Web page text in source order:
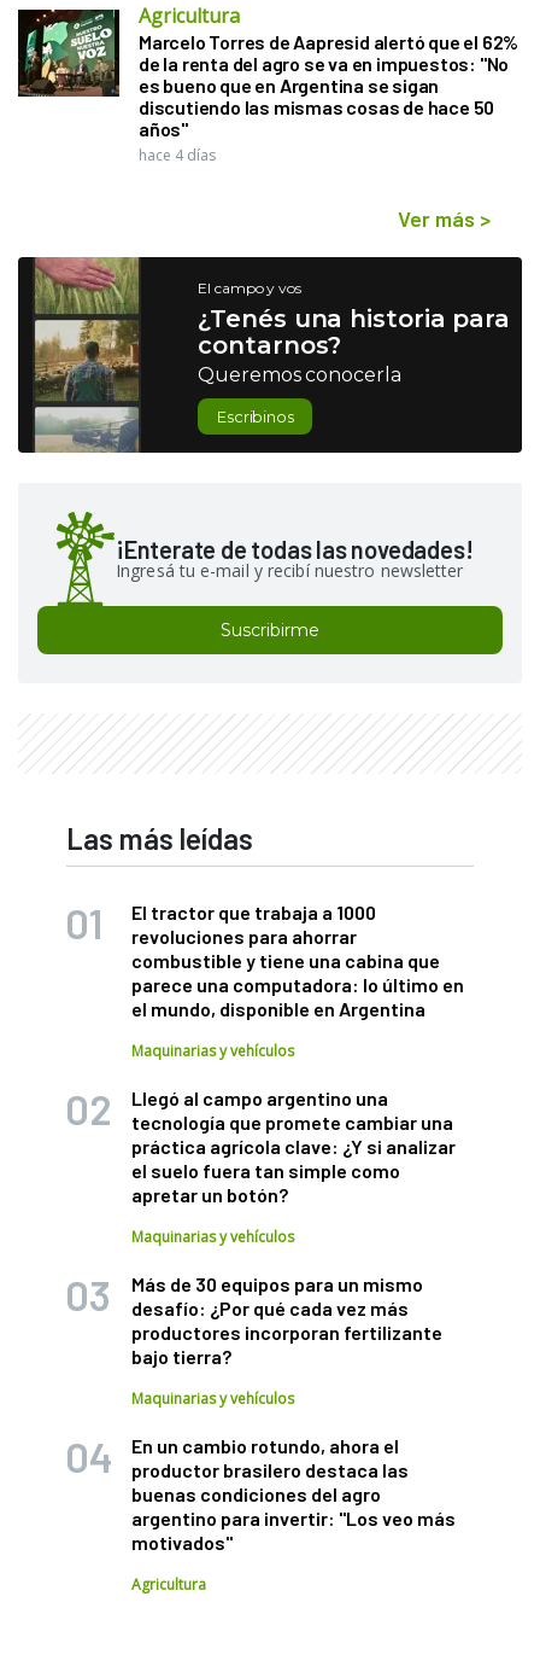
Agricultura
Marcelo Torres de Aapresid alertó que el 62%
de la renta del agro se va en impuestos: "No
es bueno que en Argentina se sigan
discutiendo las mismas cosas de hace 50
años"
hace 4 días
Ver más >
El campo y vos
¿Tenés una historia para
contarnos?
Queremos conocerla
Escribinos
¡Enterate de todas las novedades!
Ingresá tu e-mail y recibí nuestro newsletter
Suscribirme
Las más leídas
El tractor que trabaja a 1000
revoluciones para ahorrar
combustible y tiene una cabina que
parece una computadora: lo último en
el mundo, disponible en Argentina
Maquinarias y vehículos
Llegó al campo argentino una
tecnología que promete cambiar una
práctica agrícola clave: ¿Y si analizar
el suelo fuera tan simple como
apretar un botón?
Maquinarias y vehículos
Más de 30 equipos para un mismo
desafío: ¿Por qué cada vez más
productores incorporan fertilizante
bajo tierra?
Maquinarias y vehículos
En un cambio rotundo, ahora el
productor brasilero destaca las
buenas condiciones del agro
argentino para invertir: "Los veo más
motivados"
Agricultura